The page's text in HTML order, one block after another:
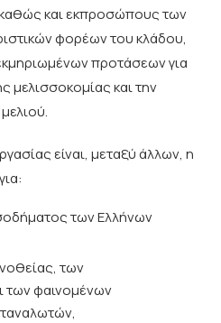
και εκπροσώπους των
φορέων του κλάδου,
προτάσεων για
μελισσοκομίας και την
είναι, μεταξύ άλλων, η
των Ελλήνων
των
των φαινομένων